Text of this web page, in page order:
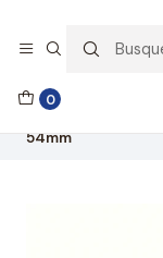
0
🚚 Envío
54mm